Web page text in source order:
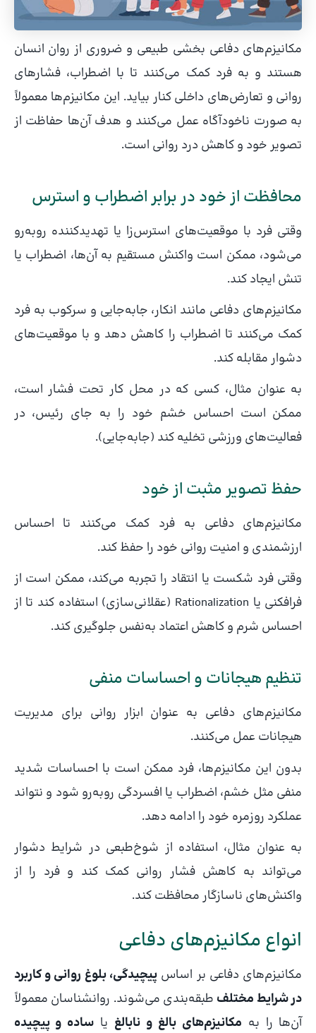
مکانیزم‌های دفاعی بخشی طبیعی و ضروری از روان انسان
هستند و به فرد کمک می‌کنند تا با اضطراب، فشارهای
روانی و تعارض‌های داخلی کنار بیاید. این مکانیزم‌ها معمولاً
به صورت ناخودآگاه عمل می‌کنند و هدف آن‌ها حفاظت از
تصویر خود و کاهش درد روانی است.
محافظت از خود در برابر اضطراب و استرس
وقتی فرد با موقعیت‌های استرس‌زا یا تهدیدکننده روبه‌رو
می‌شود، ممکن است واکنش مستقیم به آن‌ها، اضطراب یا
تنش ایجاد کند.
مکانیزم‌های دفاعی مانند انکار، جابه‌جایی و سرکوب به فرد
کمک می‌کنند تا اضطراب را کاهش دهد و با موقعیت‌های
دشوار مقابله کند.
به عنوان مثال، کسی که در محل کار تحت فشار است،
ممکن است احساس خشم خود را به جای رئیس، در
فعالیت‌های ورزشی تخلیه کند (جابه‌جایی).
حفظ تصویر مثبت از خود
مکانیزم‌های دفاعی به فرد کمک می‌کنند تا احساس
ارزشمندی و امنیت روانی خود را حفظ کند.
وقتی فرد شکست یا انتقاد را تجربه می‌کند، ممکن است از
فرافکنی یا Rationalization (عقلانی‌سازی) استفاده کند تا از
احساس شرم و کاهش اعتماد به‌نفس جلوگیری کند.
تنظیم هیجانات و احساسات منفی
مکانیزم‌های دفاعی به عنوان ابزار روانی برای مدیریت
هیجانات عمل می‌کنند.
بدون این مکانیزم‌ها، فرد ممکن است با احساسات شدید
منفی مثل خشم، اضطراب یا افسردگی روبه‌رو شود و نتواند
عملکرد روزمره خود را ادامه دهد.
به عنوان مثال، استفاده از شوخ‌طبعی در شرایط دشوار
می‌تواند به کاهش فشار روانی کمک کند و فرد را از
واکنش‌های ناسازگار محافظت کند.
انواع مکانیزم‌های دفاعی
مکانیزم‌های دفاعی بر اساس پیچیدگی، بلوغ روانی و کاربرد
در شرایط مختلف طبقه‌بندی می‌شوند. روانشناسان معمولاً
آن‌ها را به مکانیزم‌های بالغ و نابالغ یا ساده و پیچیده